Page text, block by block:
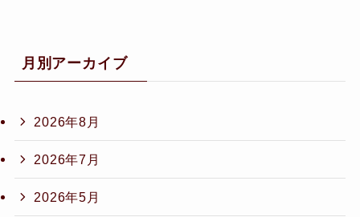
月別アーカイブ
2026年8月
2026年7月
2026年5月